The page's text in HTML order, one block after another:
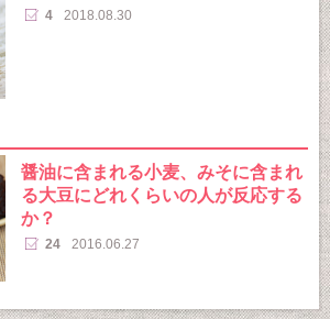
4 2018.08.30
醤油に含まれる小麦、みそに含まれ
る大豆にどれくらいの人が反応する
か？
24 2016.06.27